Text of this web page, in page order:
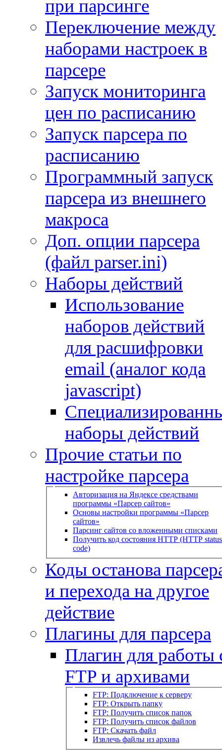
при парсинге
Переключение между
наборами настроек в
парсере
Запуск мониторинга
цен по расписанию
Запуск парсера по
расписанию
Программный запуск
парсера из внешнего
макроса
Доп. опции парсера
(файл parser.ini)
Наборы действий
Использование
наборов действий
для расшифровки
email (аналог кода
javascript)
наборы действий
Прочие статьи по
настройке парсера
Авторизация на Яндексе средствами
программы «Парсер сайтов»
Основы настройки программы «Парсер
сайтов»
Парсинг сайтов со вложенными списками
Получить код состояния HTTP (HTTP status
code)
Коды останова
и перехода на другое
действие
Плагины для парсера
Плагин для работы
FTP и архивами
FTP: Подключение к серверу
FTP: Открыть папку
FTP: Получить список папок
FTP: Получить список файлов
FTP: Скачать файл
Извлечь файлы из архива